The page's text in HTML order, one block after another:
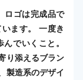
ロゴは完成品で
ます。 一度き
でいくこと。
り添えるブラン
製造系のデザイ